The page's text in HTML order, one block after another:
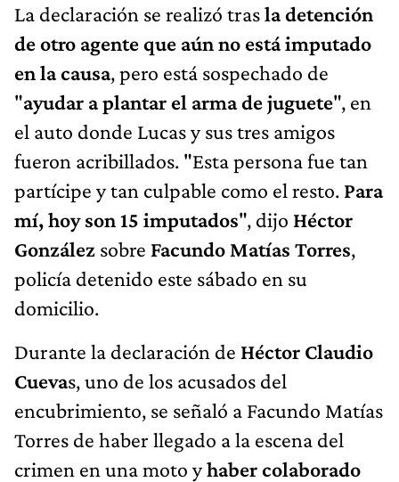
La declaración se realizó trasla detención
de otro agente que aún no está imputado
en la causa, pero está sospechado de
"ayudar a plantar el arma de juguete", en
el auto donde Lucas y sus tres amigos
fueron acribillados. "Esta persona fue tan
partícipe y tan culpable como el resto. Para
mí, hoy son 15 imputados", dijo Héctor
González sobre Facundo Matías Torres,
policía detenido este sábado en su
domicilio.
Durante la declaración de Héctor Claudio
Cuevas, uno de los acusados del
encubrimiento, se señaló a Facundo Matías
Torres de haber llegado a la escena del
crimen en una moto yhaber colaborado